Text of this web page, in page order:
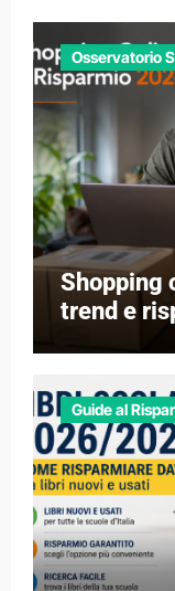
Osservatorio
Shopping
trend e
Guide al